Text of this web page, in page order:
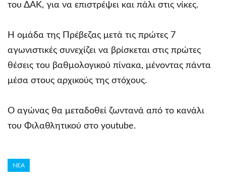
του ΔΑΚ, για να επιστρέψει και πάλι στις νίκες.
Η ομάδα της Πρέβεζας μετά τις πρώτες 7
αγωνιστικές συνεχίζει να βρίσκεται στις πρώτες
θέσεις του βαθμολογικού πίνακα, μένοντας πάντα
μέσα στους αρχικούς της στόχους.
Ο αγώνας θα μεταδοθεί ζωντανά από το κανάλι
του Φιλαθλητικού στο youtube.
ΝΕΑ